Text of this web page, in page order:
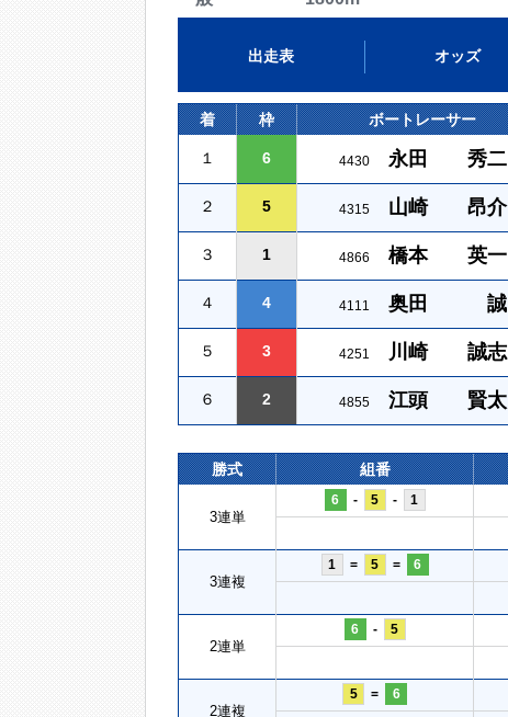
出走表 オッズ
着 枠 ボートレーサー
１ 6 4430 永田 秀二
２ 5 4315 山崎 昂介
３ 1 4866 橋本 英一
４ 4 4111 奥田 誠
５ 3 4251 川崎 誠志
６ 2 4855 江頭 賢太
勝式 組番
3連単
6 - 5 - 1
3連複
1 = 5 = 6
2連単
6 - 5
2連複
5 = 6